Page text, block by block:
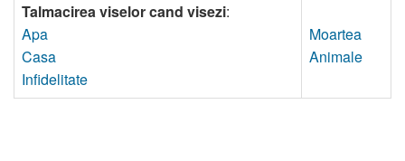
Talmacirea viselor cand visezi:
Apa
Casa
Infidelitate
Moartea
Animale